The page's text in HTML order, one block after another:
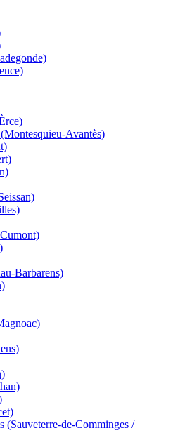
Avantès)
Barbarens)
(Sauveterre-de-Comminges /